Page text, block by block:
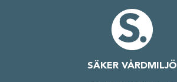
SÄKER VÅRDMILJÖ